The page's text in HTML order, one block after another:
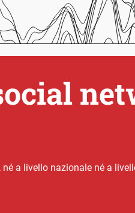
a livello nazionale né a